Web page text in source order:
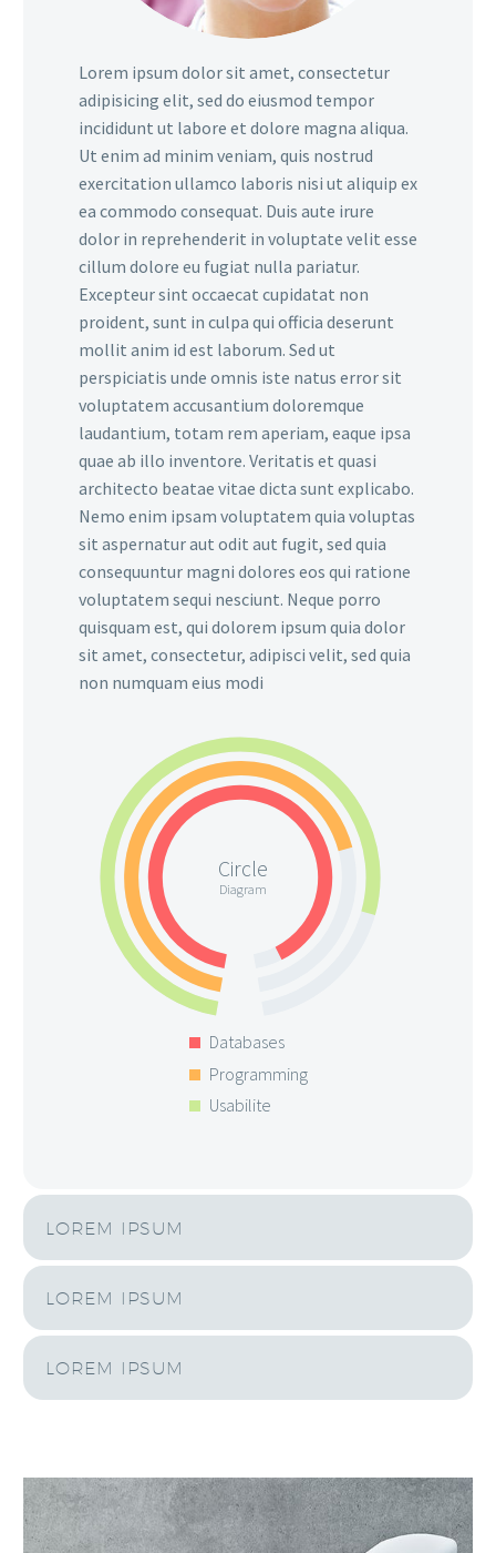
Lorem ipsum dolor sit amet, consectetur
adipisicing elit, sed do eiusmod tempor
incididunt ut labore et dolore magna aliqua.
Ut enim ad minim veniam, quis nostrud
exercitation ullamco laboris nisi ut aliquip ex
ea commodo consequat. Duis aute irure
dolor in reprehenderit in voluptate velit esse
cillum dolore eu fugiat nulla pariatur.
Excepteur sint occaecat cupidatat non
proident, sunt in culpa qui officia deserunt
mollit anim id est laborum. Sed ut
perspiciatis unde omnis iste natus error sit
voluptatem accusantium doloremque
laudantium, totam rem aperiam, eaque ipsa
quae ab illo inventore. Veritatis et quasi
architecto beatae vitae dicta sunt explicabo.
Nemo enim ipsam voluptatem quia voluptas
sit aspernatur aut odit aut fugit, sed quia
consequuntur magni dolores eos qui ratione
voluptatem sequi nesciunt. Neque porro
quisquam est, qui dolorem ipsum quia dolor
sit amet, consectetur, adipisci velit, sed quia
non numquam eius modi
Circle
Diagram
Databases
Programming
Usabilite
LOREM IPSUM
LOREM IPSUM
LOREM IPSUM